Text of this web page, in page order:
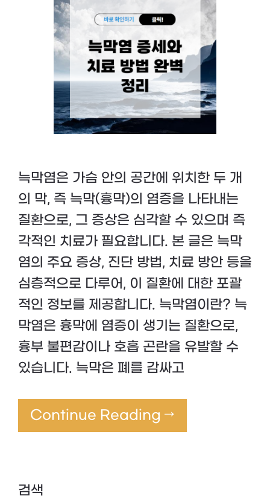
늑막염은 가슴 안의 공간에 위치한 두 개
의 막, 즉 늑막(흉막)의 염증을 나타내는
질환으로, 그 증상은 심각할 수 있으며 즉
각적인 치료가 필요합니다. 본 글은 늑막
염의 주요 증상, 진단 방법, 치료 방안 등을
심층적으로 다루어, 이 질환에 대한 포괄
적인 정보를 제공합니다. 늑막염이란? 늑
막염은 흉막에 염증이 생기는 질환으로,
흉부 불편감이나 호흡 곤란을 유발할 수
있습니다. 늑막은 폐를 감싸고
Continue Reading →
검색